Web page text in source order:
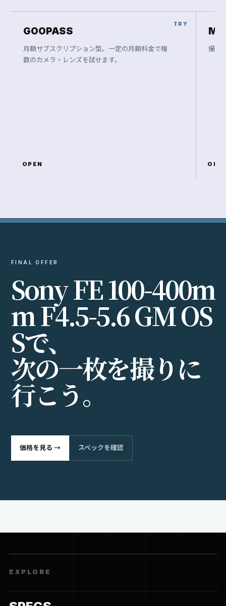
GOOPASS
月額サブスクリプション型。一定の月額料金で複
数のカメラ・レンズを試せます。
OPEN
撮影
FINAL OFFER
SonyFE100-400m
mF4.5-5.6GMOS
Sで、
次の一枚を撮りに
行こう。
価格を見る → スペックを確認
EXPLORE